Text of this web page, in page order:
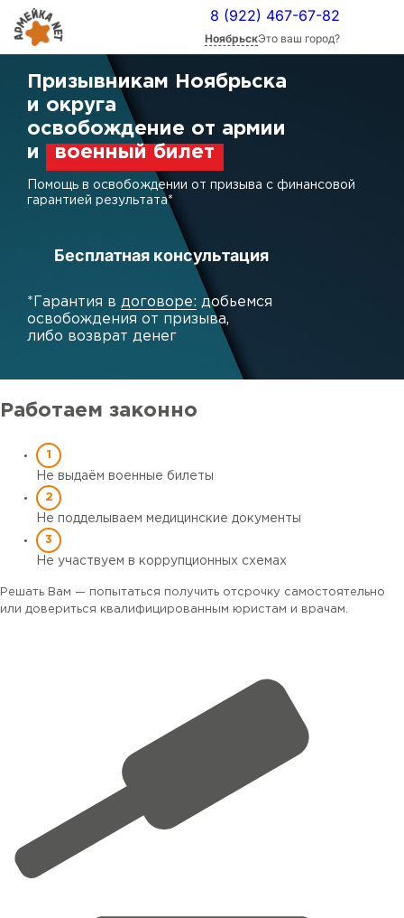
8 (922) 467-67-82
НоябрьскЭто ваш город?
Призывникам
Ноябрьска
и округа
освобождение от армии
и
военный билет
Помощь в освобождении от призыва с финансовой
гарантией результата*
Бесплатная консультация
*Гарантия в договоре: добьемся
освобождения от призыва,
либо возврат денег
Работаем законно
Не выдаём военные билеты
Не подделываем медицинские документы
Не участвуем в коррупционных схемах
Решать Вам — попытаться получить отсрочку самостоятельно
или довериться квалифицированным юристам и врачам.